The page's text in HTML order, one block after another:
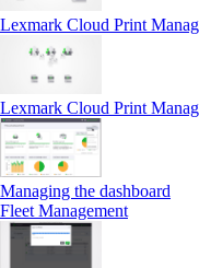
Lexmark Cloud Print
Lexmark Cloud Print
Managing the dashboard
Fleet Management